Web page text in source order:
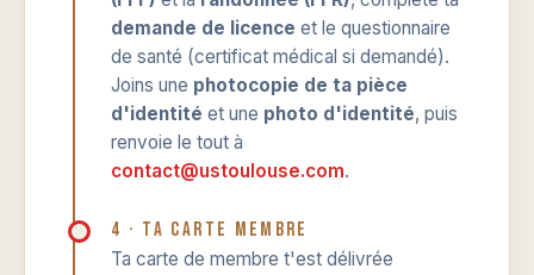
demande de licence et le questionnaire
de santé (certificat médical si demandé).
Joins une photocopie de ta pièce
d'identité et une photo d'identité, puis
renvoie le tout à
contact@ustoulouse.com.
4 · Ta carte membre
Ta carte de membre t'est délivrée